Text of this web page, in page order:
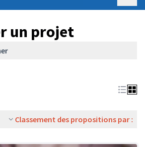
un projet
Classement des propositions par :